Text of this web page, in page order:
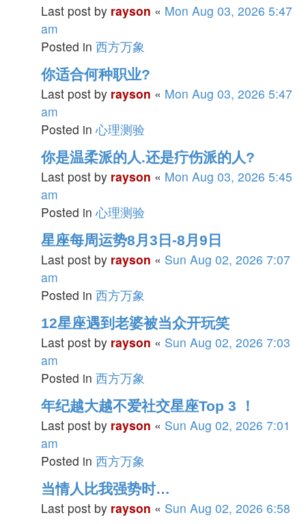
Last post by rayson « Mon Aug 03, 2026 5:47
am
Posted in 西方万象
你适合何种职业?
Last post by rayson « Mon Aug 03, 2026 5:47
am
Posted in心理测验
你是温柔派的人.还是疔伤派的人?
Last post by rayson « Mon Aug 03, 2026 5:45
am
Posted in心理测验
星座每周运势8月3日-8月9日
Last post by rayson « Sun Aug 02, 2026 7:07
am
Posted in 西方万象
12星座遇到老婆被当众开玩笑
Last post by rayson « Sun Aug 02, 2026 7:03
am
Posted in 西方万象
年纪越大越不爱社交星座Top 3 ！
Last post by rayson « Sun Aug 02, 2026 7:01
am
Posted in 西方万象
当情人比我强势时…
Last post by rayson « Sun Aug 02, 2026 6:58